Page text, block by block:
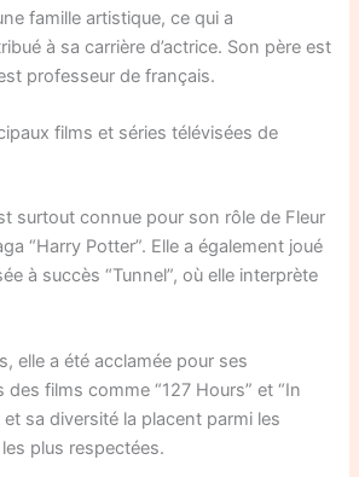
famille artistique, ce qui a
à sa carrière d’actrice. Son père est
professeur de français.
films et séries télévisées de
surtout connue pour son rôle de Fleur
“Harry Potter”. Elle a également joué
à succès “Tunnel”, où elle interprète
elle a été acclamée pour ses
films comme “127 Hours” et “In
et sa diversité la placent parmi les
plus respectées.